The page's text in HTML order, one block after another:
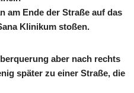
am Ende der Straße auf das
Klinikum stoßen.
aber nach rechts
später zu einer Straße, die